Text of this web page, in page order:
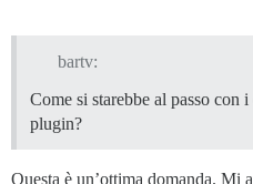
bartv:
Come si starebbe al passo con
plugin?
Questa è un’ottima domanda. Mi